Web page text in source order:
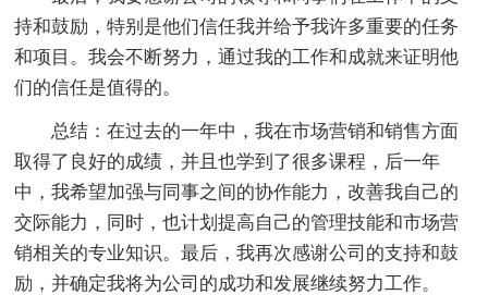
持和鼓励，特别是他们信任我并给予我许多重要的任务
和项目。我会不断努力，通过我的工作和成就来证明他
们的信任是值得的。
总结：在过去的一年中，我在市场营销和销售方面
取得了良好的成绩，并且也学到了很多课程，后一年
中，我希望加强与同事之间的协作能力，改善我自己的
交际能力，同时，也计划提高自己的管理技能和市场营
销相关的专业知识。最后，我再次感谢公司的支持和鼓
励，并确定我将为公司的成功和发展继续努力工作。